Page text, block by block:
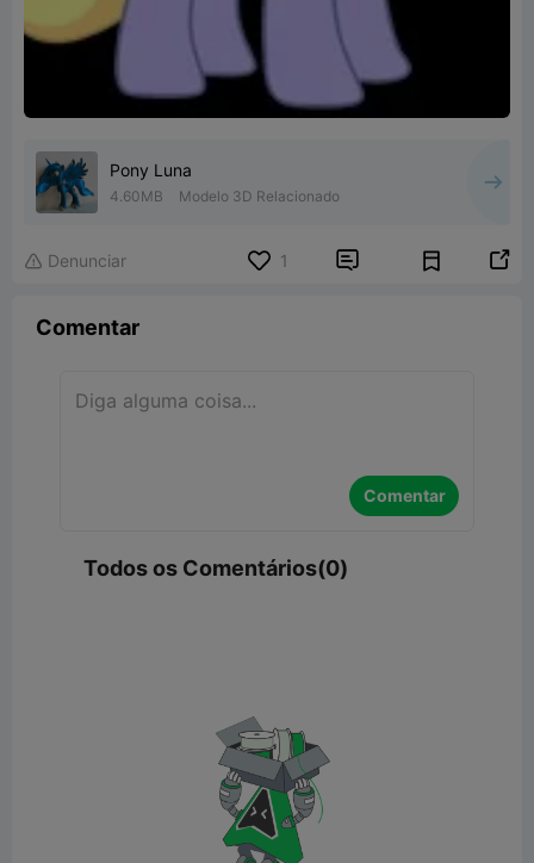
Pony Luna
4.60MB Modelo 3D Relacionado
 Denunciar 1  
Comentar
Comentar
Todos os Comentários(0)